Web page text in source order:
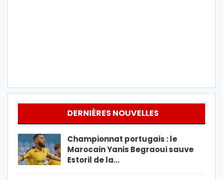
DERNIÈRES NOUVELLES
Championnat portugais : le
Marocain Yanis Begraoui sauve
Estoril de la…